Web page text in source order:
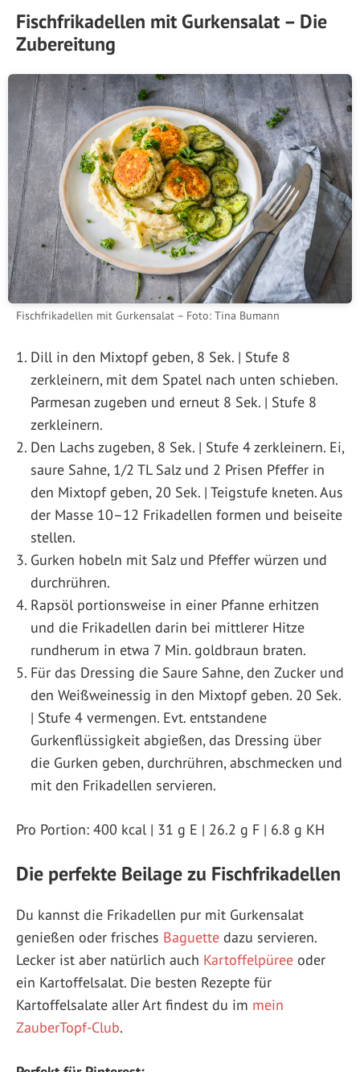
Fischfrikadellen mit Gurkensalat – Die
Zubereitung
Fischfrikadellen mit Gurkensalat – Foto: Tina Bumann
Dill in den Mixtopf geben, 8 Sek. | Stufe 8
zerkleinern, mit dem Spatel nach unten schieben.
Parmesan zugeben und erneut 8 Sek. | Stufe 8
zerkleinern.
Den Lachs zugeben, 8 Sek. | Stufe 4 zerkleinern. Ei,
saure Sahne, 1/2 TL Salz und 2 Prisen Pfeffer in
den Mixtopf geben, 20 Sek. | Teigstufe kneten. Aus
der Masse 10–12 Frikadellen formen und beiseite
stellen.
Gurken hobeln mit Salz und Pfeffer würzen und
durchrühren.
Rapsöl portionsweise in einer Pfanne erhitzen
und die Frikadellen darin bei mittlerer Hitze
rundherum in etwa 7 Min. goldbraun braten.
Für das Dressing die Saure Sahne, den Zucker und
den Weißweinessig in den Mixtopf geben. 20 Sek.
| Stufe 4 vermengen. Evt. entstandene
Gurkenflüssigkeit abgießen, das Dressing über
die Gurken geben, durchrühren, abschmecken und
mit den Frikadellen servieren.
Pro Portion: 400 kcal | 31 g E | 26.2 g F | 6.8 g KH
Die perfekte Beilage zu Fischfrikadellen
Du kannst die Frikadellen pur mit Gurkensalat
genießen oder frisches Baguette dazu servieren.
Lecker ist aber natürlich auch Kartoffelpüree oder
ein Kartoffelsalat. Die besten Rezepte für
Kartoffelsalate aller Art findest du im mein
ZauberTopf-Club.